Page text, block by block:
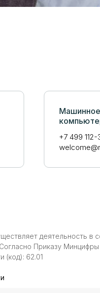
+7 499
деятельность в
Приказу Минцифры
(код): 62.01